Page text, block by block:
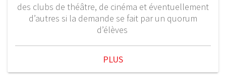
des clubs de théâtre, de cinéma et éventuellement
d’autres si la demande se fait par un quorum
d’élèves
PLUS